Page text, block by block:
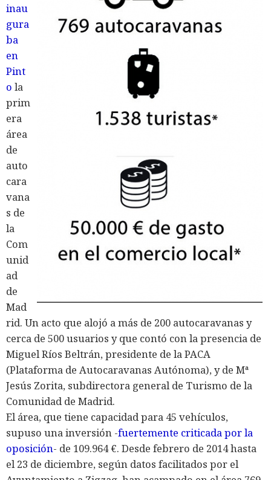
inau
gura
ba
en
Pint
o la
prim
era
área
de
auto
cara
vana
s de
la
Com
unid
ad
de
Mad
rid. Un acto que alojó a más de 200 autocaravanas y
cerca de 500 usuarios y que contó con la presencia de
Miguel Ríos Beltrán, presidente de la PACA
(Plataforma de Autocaravanas Autónoma), y de Mª
Jesús Zorita, subdirectora general de Turismo de la
Comunidad de Madrid.
El área, que tiene capacidad para 45 vehículos,
supuso una inversión -fuertemente criticada por la
oposición- de 109.964 €. Desde febrero de 2014 hasta
el 23 de diciembre, según datos facilitados por el